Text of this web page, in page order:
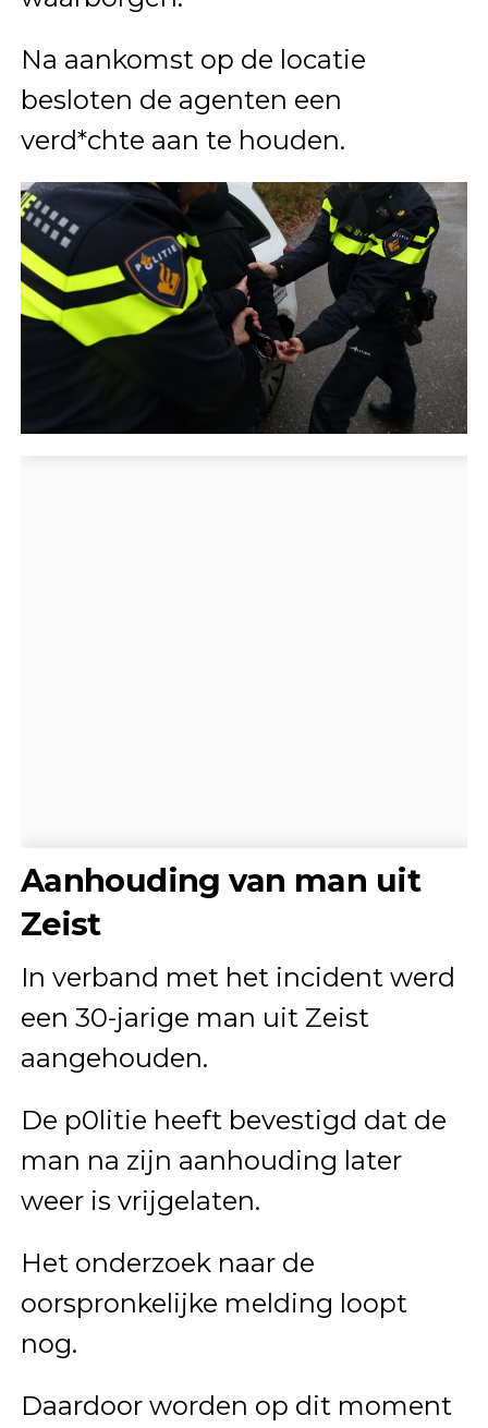
Na aankomst op de locatie
besloten de agenten een
verd*chte aan te houden.
Aanhouding van man uit
Zeist
In verband met het incident werd
een 30-jarige man uit Zeist
aangehouden.
De p0litie heeft bevestigd dat de
man na zijn aanhouding later
weer is vrijgelaten.
Het onderzoek naar de
oorspronkelijke melding loopt
nog.
Daardoor worden op dit moment